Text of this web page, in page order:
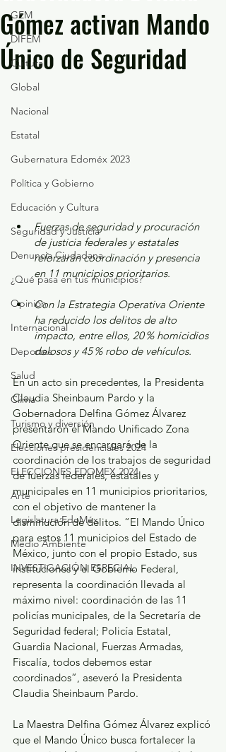
GEM
DIFEM
Cultura
Global
Nacional
Estatal
Gubernatura Edoméx 2023
Política y Gobierno
Educación y Cultura
Seguridad y Justicia
Denuncia Ciudadana
¿Qué pasa en tus municipios?
Opinión
Internacional
Deportes
Salud
Clima
Turismo y diversión
Elecciones presidenciales 2024
ELECCIONES EDOMEX 2024
Arte
Legislatura EdoMéx
Medio Ambiente
INVESTIGACIÓN ESPECIAL
Gómez activan Mando
Único de Seguridad
Fuerzas de seguridad y procuración
de justicia federales y estatales
reforzarán coordinación y presencia
en 11 municipios prioritarios.
Con la Estrategia Operativa Oriente
ha reducido los delitos de alto
impacto, entre ellos, 20 % homicidios
dolosos y 45 % robo de vehículos.
En un acto sin precedentes, la Presidenta
Claudia Sheinbaum Pardo y la
Gobernadora Delfina Gómez Álvarez
presentaron el Mando Unificado Zona
Oriente que se encargará de la
coordinación de los trabajos de seguridad
de fuerzas federales, estatales y
municipales en 11 municipios prioritarios,
con el objetivo de mantener la
disminución de delitos. “El Mando Único
para estos 11 municipios del Estado de
México, junto con el propio Estado, sus
instituciones y el Gobierno Federal,
representa la coordinación llevada al
máximo nivel: coordinación de las 11
policías municipales, de la Secretaría de
Seguridad federal; Policía Estatal,
Guardia Nacional, Fuerzas Armadas,
Fiscalía, todos debemos estar
coordinados”, aseveró la Presidenta
Claudia Sheinbaum Pardo.
La Maestra Delfina Gómez Álvarez explicó
que el Mando Único busca fortalecer la